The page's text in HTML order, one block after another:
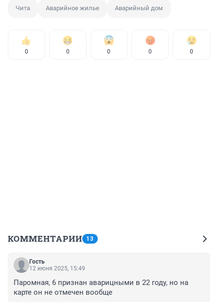
Чита Аварийное жилье Аварийный дом
0 0 0 0 0
КОММЕНТАРИИ 13
Гость
12 июня 2025, 15:49
Паромная, 6 признан аварицными в 22 году, но на
карте он не отмечен вообще